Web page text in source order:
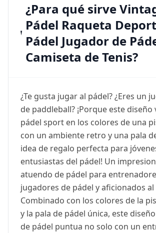
¿Para qué sirve
Pádel Raqueta
Pádel Jugador de
Camiseta de Tenis?
¿Te gusta jugar al pádel? ¿Eres un
de paddleball? ¡Porque este
pádel sport en los colores de una
con un ambiente retro y una pala
idea de regalo perfecta para
entusiastas del pádel! Un
atuendo de pádel para
jugadores de pádel y aficionados al
Combinado con los colores de la
y la pala de pádel única, este
de pádel puntua no solo con un